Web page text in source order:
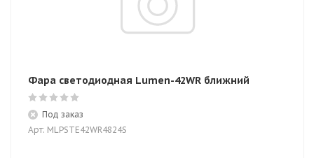
Фара светодиодная Lumen-42WR ближний
Под заказ
Арт: MLPSTE42WR4824S